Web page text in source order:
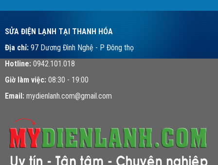
SỬA ĐIỆN LẠNH TẠI THANH HÓA
Địa chỉ: 97 Dương Đình Nghệ - P Đông thọ
Hotline: 0942.101.018
Giờ làm việc: 08:30 - 19:00
Email: mydienlanh.com@gmail.com